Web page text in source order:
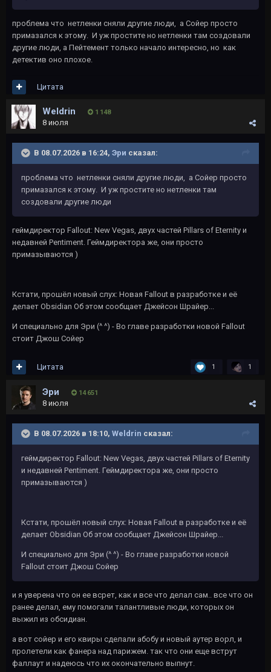
проблема что нетленки сняли другие люди, а Сойер просто
примазался к этому. И уж простите но нетленки там создовали
другие люди, а Пейтемент только начало интересно, но как
детектив оно плохое.
Цитата
Weldrin 1 148
8 июля
В 08.07.2026 в 16:24, Эри сказал:
проблема что нетленки сняли другие люди, а Сойер просто
примазался к этому. И уж простите но нетленки там
создовали другие люди
геймдиректор Fallout: New Vegas, двух частей Pillars of Eternity и
недавней Pentiment. Геймдиректора же, они просто
примазываются )
Кстати, прошёл новый слух: Новая Fallout в разработке и её
делает Obsidian Об этом сообщает Джейсон Шрайер...
И специально для Эри (^ ^) - Во главе разработки новой Fallout
стоит Джош Сойер
1 1
Цитата
Эри 14 651
8 июля
В 08.07.2026 в 18:10, Weldrin сказал:
геймдиректор Fallout: New Vegas, двух частей Pillars of Eternity
и недавней Pentiment. Геймдиректора же, они просто
примазываются )
Кстати, прошёл новый слух: Новая Fallout в разработке и её
делает Obsidian Об этом сообщает Джейсон Шрайер...
И специально для Эри (^ ^) - Во главе разработки новой
Fallout стоит Джош Сойер
и я уверена что он ее всрет, как и все что делал сам.. все что он
ранее делал, ему помогали талантливые люди, которых он
выжил из обсидиан.
а вот сойер и его квиры сделали абобу и новый аутер ворл, и
пролетели как фанера над парижем. так что они еще вструт
фаллаут и надеюсь что их окончательно выпнут.